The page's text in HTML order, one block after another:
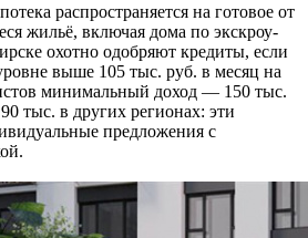
распространяется на готовое от
жильё, включая дома по экскроу-
охотно одобряют кредиты, если
выше 105 тыс. руб. в месяц на
минимальный доход — 150 тыс.
тыс. в других регионах: эти
предложения с